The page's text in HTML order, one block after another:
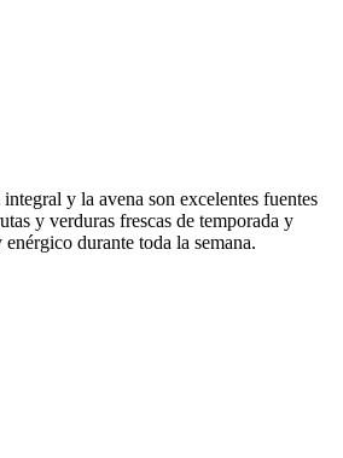
y la avena son excelentes fuentes
y verduras frescas de temporada y
durante toda la semana.